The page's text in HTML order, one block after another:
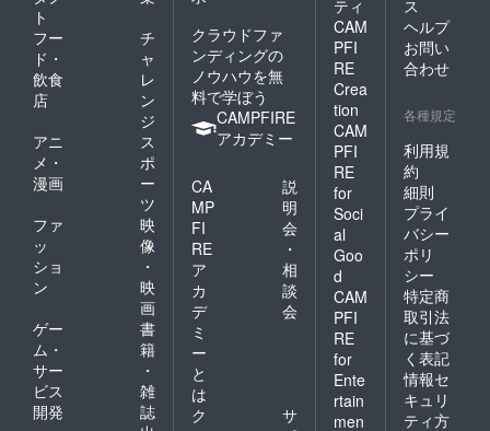
ト
フー
ド・
飲食
店
チ
ャ
レ
ン
ジ
アニ
メ・
漫画
ス
ポ
ー
ツ
ファ
ッ
ショ
ン
映
像
・
映
画
ゲー
ム・
サー
ビス
開発
書
籍
・
雑
誌
クラウドファ
ンディングの
ノウハウを無
料で学ぼう
CAMPFIRE
アカデミー
CA
MP
FI
RE
ア
カ
デ
ミ
ー
と
は
説
明
会
・
相
談
会
ク
サ
ティ
CAM
PFI
RE
Crea
tion
CAM
PFI
RE
for
Soci
al
Goo
d
CAM
PFI
RE
for
Ente
rtain
men
ス
ヘルプ
お問い
合わせ
各種規定
利用規
約
細則
プライ
バシー
ポリ
シー
特定商
取引法
に基づ
く表記
情報セ
キュリ
ティ方